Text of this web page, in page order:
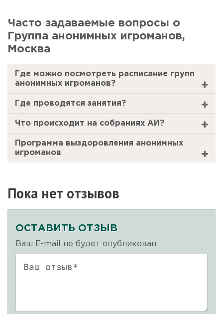
Часто задаваемые вопросы о
Группа анонимных игроманов,
Москва
Где можно посмотреть расписание групп
анонимных игроманов?
Где проводятся занятия?
Что происходит на собраниях АИ?
Программа выздоровления анонимных
игроманов
Пока нет отзывов
ОСТАВИТЬ ОТЗЫВ
Ваш E-mail не будет опубликован